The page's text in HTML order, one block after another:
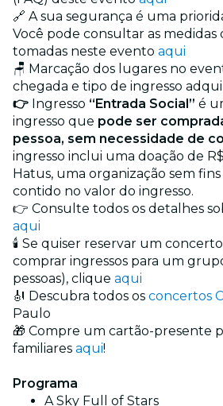
🔗 A sua segurança é uma
Você pode consultar as medidas
tomadas neste evento aqui
🪑 Marcação dos lugares no
chegada e tipo de ingresso
👉 Ingresso “Entrada Social” é
ingresso que pode ser
pessoa, sem necessidade de
ingresso inclui uma doação de
Hatus, uma organização sem
contido no valor do ingresso.
👉 Consulte todos os detalhes
aqui
🕯️ Se quiser reservar um
comprar ingressos para um
pessoas), clique aqui
🎻 Descubra todos os concertos
Paulo
🎁 Compre um cartão-presente
familiares aqui!
Programa
A Sky Full of Stars